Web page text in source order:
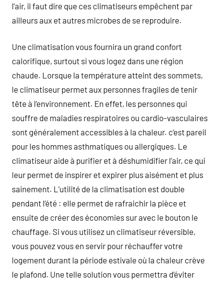
l’air, il faut dire que ces climatiseurs empêchent par
ailleurs aux et autres microbes de se reproduire.
Une climatisation vous fournira un grand confort
calorifique, surtout si vous logez dans une région
chaude. Lorsque la température atteint des sommets,
le climatiseur permet aux personnes fragiles de tenir
tête à l’environnement. En effet, les personnes qui
souffre de maladies respiratoires ou cardio-vasculaires
sont généralement accessibles à la chaleur. c’est pareil
pour les hommes asthmatiques ou allergiques. Le
climatiseur aide à purifier et à déshumidifier l’air, ce qui
leur permet de inspirer et expirer plus aisément et plus
sainement. L’utilité de la climatisation est double
pendant l’été : elle permet de rafraichir la pièce et
ensuite de créer des économies sur avec le bouton le
chauffage. Si vous utilisez un climatiseur réversible,
vous pouvez vous en servir pour réchauffer votre
logement durant la période estivale où la chaleur crève
le plafond. Une telle solution vous permettra d’éviter